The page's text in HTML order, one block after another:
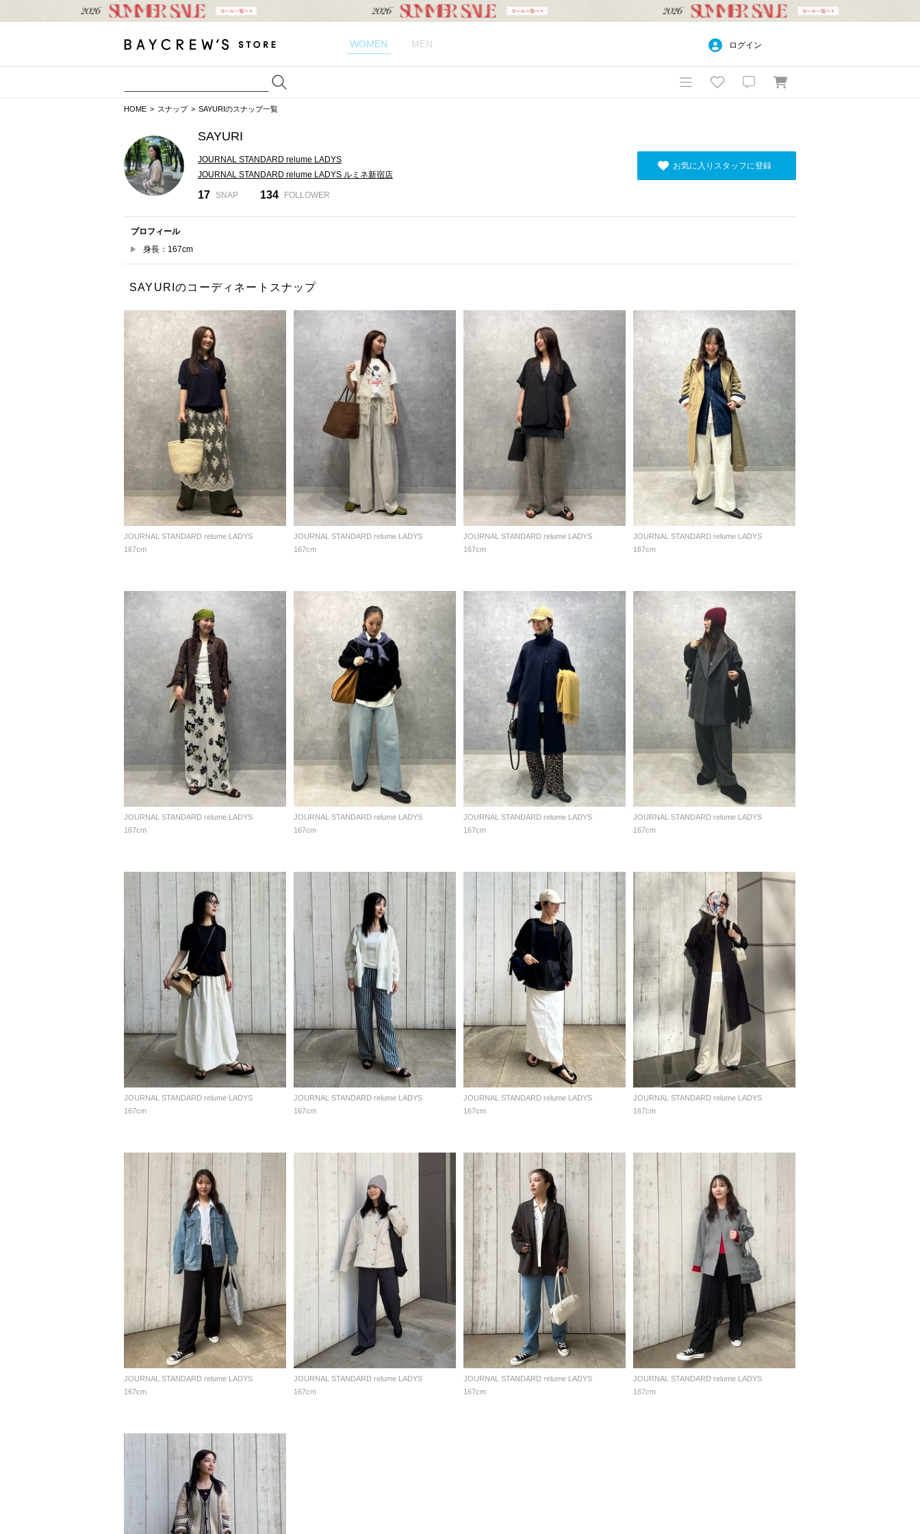
WOMEN MEN ログイン
HOME スナップ SAYURIのスナップ一覧
SAYURI
JOURNAL STANDARD relume LADYS
JOURNAL STANDARD relume LADYS ルミネ新宿店
17 SNAP 134 FOLLOWER
お気に入りスタッフに登録
プロフィール
身長：167cm
SAYURIのコーディネートスナップ
JOURNAL STANDARD relume LADYS
167cm
JOURNAL STANDARD relume LADYS
167cm
JOURNAL STANDARD relume LADYS
167cm
JOURNAL STANDARD relume LADYS
167cm
JOURNAL STANDARD relume LADYS
167cm
JOURNAL STANDARD relume LADYS
167cm
JOURNAL STANDARD relume LADYS
167cm
JOURNAL STANDARD relume LADYS
167cm
JOURNAL STANDARD relume LADYS
167cm
JOURNAL STANDARD relume LADYS
167cm
JOURNAL STANDARD relume LADYS
167cm
JOURNAL STANDARD relume LADYS
167cm
JOURNAL STANDARD relume LADYS
167cm
JOURNAL STANDARD relume LADYS
167cm
JOURNAL STANDARD relume LADYS
167cm
JOURNAL STANDARD relume LADYS
167cm